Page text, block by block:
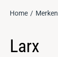
Je bent hier:
Home Merken
Larx